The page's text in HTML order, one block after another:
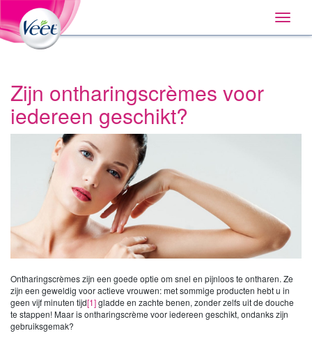
to:
Primary
Navigation,
Search
Home
Navigation
Toggle
Zijn ontharingscrèmes voor
iedereen geschikt?
Ontharingscrèmes zijn een goede optie om snel en pijnloos te ontharen. Ze
zijn een geweldig voor actieve vrouwen: met sommige producten hebt u in
geen vijf minuten tijd[1]gladde en zachte benen, zonder zelfs uit de douche
te stappen! Maar is ontharingscrème voor iedereen geschikt, ondanks zijn
gebruiksgemak?